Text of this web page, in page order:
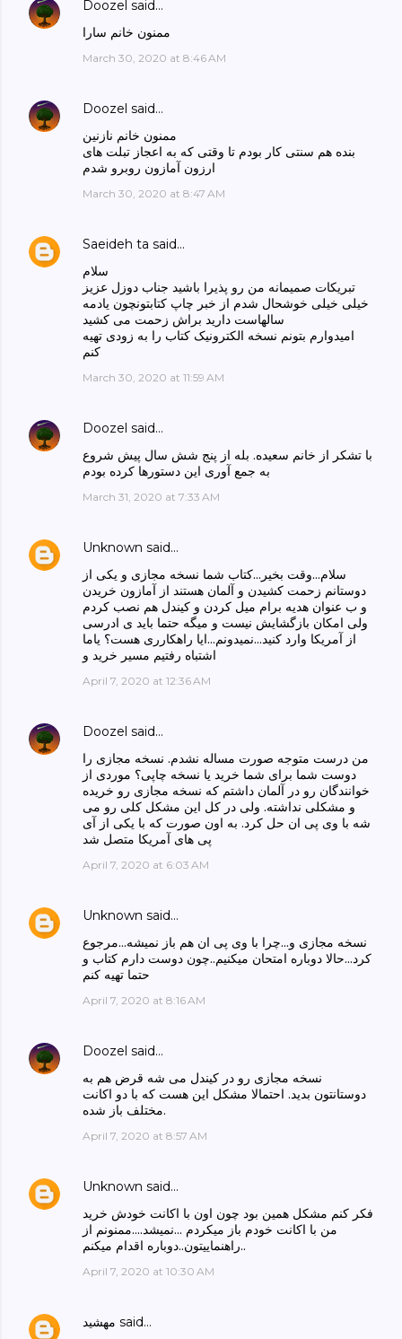
Doozel said…
ممنون خانم سارا
March 30, 2020 at 8:46 AM
Doozel said…
ممنون خانم نازنین
بنده هم سنتی کار بودم تا وقتی که به اعجاز تبلت های
ارزون آمازون روبرو شدم
March 30, 2020 at 8:47 AM
Saeideh ta said…
سلام
تبریکات صمیمانه من رو پذیرا باشید جناب دوزل عزیز
خیلی خیلی خوشحال شدم از خبر چاپ کتابتونچون یادمه
سالهاست دارید براش زحمت می کشید
امیدوارم بتونم نسخه الکترونیک کتاب را به زودی تهیه
کنم
March 30, 2020 at 11:59 AM
Doozel said…
با تشکر از خانم سعیده. بله از پنج شش سال پیش شروع
به جمع آوری این دستورها کرده بودم
March 31, 2020 at 7:33 AM
Unknown said…
سلام...وقت بخیر...کتاب شما نسخه مجازی و یکی از
دوستانم زحمت کشیدن و آلمان هستند از آمازون خریدن
و ب عنوان هدیه برام میل کردن و کیندل هم نصب کردم
ولی امکان بازگشایش نیست و میگه حتما باید ی ادرسی
از آمریکا وارد کنید...نمیدونم...ایا راهکارری هست؟ یاما
اشتباه رفتیم مسیر خرید و
April 7, 2020 at 12:36 AM
Doozel said…
من درست متوجه صورت مساله نشدم. نسخه مجازی را
دوست شما برای شما خرید یا نسخه چاپی؟ موردی از
خوانندگان رو در آلمان داشتم که نسخه مجازی رو خریده
و مشکلی نداشته. ولی در کل این مشکل کلی رو می
شه با وی پی ان حل کرد. به اون صورت که با یکی از آی
پی های آمریکا متصل شد
April 7, 2020 at 6:03 AM
Unknown said…
نسخه مجازی و...چرا با وی پی ان هم باز نمیشه...مرجوع
کرد...حالا دوباره امتحان میکنیم..چون دوست دارم کتاب و
حتما تهیه کنم
April 7, 2020 at 8:16 AM
Doozel said…
نسخه مجازی رو در کیندل می شه قرض هم به
دوستانتون بدید. احتمالا مشکل این هست که با دو اکانت
مختلف باز شده.
April 7, 2020 at 8:57 AM
Unknown said…
فکر کنم مشکل همین بود چون اون با اکانت خودش خرید
من با اکانت خودم باز میکردم ...نمیشد....ممنونم از
راهنماییتون..دوباره اقدام میکنم..
April 7, 2020 at 10:30 AM
مهشید said…